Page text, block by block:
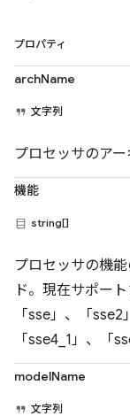
プロパティ
archName
文字列
プロセッサのアー
機能
string[]
プロセッサの機
ド。現在サポー
「sse」、「sse2
「sse4_1」、「
modelName
文字列